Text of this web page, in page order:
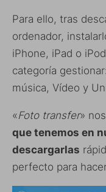
Para ello, tras
ordenador,
iPhone, iPad o
categoría
música, Vídeo y
«Foto transfer»
que tenemos en
descargarlas
perfecto para